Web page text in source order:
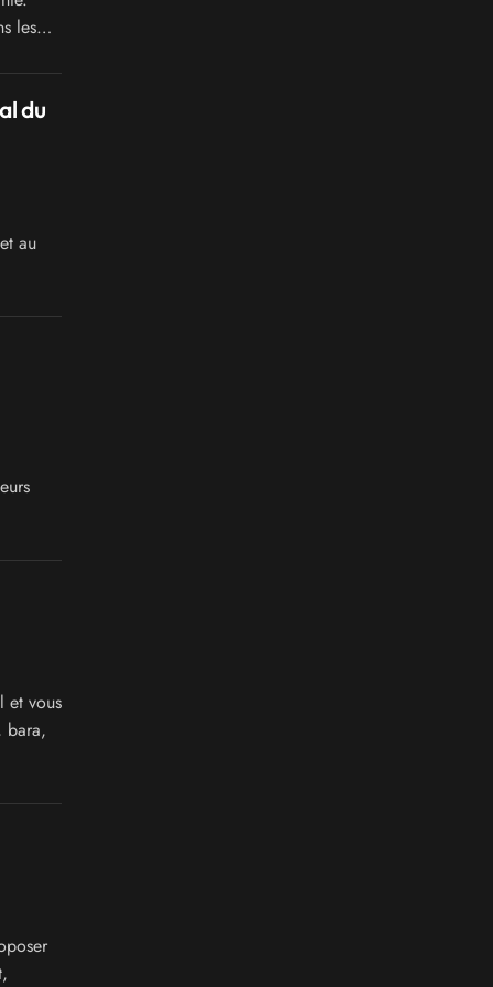
les
du
au
et vous
bara,